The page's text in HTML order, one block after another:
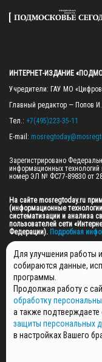
ИНТЕРНЕТ-ИЗДАНИЕ
Учредители: ГАУ МО
Главный редактор — Попов
Тел.: +7(495)223-35-11
E-mail:
Зарегистрировано
информационных
номер ЭЛ № ФС77-89830 от
На сайте mosregtoday.ru
(информационные
систематизации и анализа
пользователей сети
Федерации). Подробная
© 2026 ПРАВА НА ВСЕ
МЕДИА" (ОГРН:
ПОЛИТИКА ОБРАБОТКИ
НОВОСТИ
ГАЗЕТЫ
РЕКЛАМОДАТЕЛЯМ
Для улучшения работы
собираются данные,
программы.
Продолжая работу с
обработку
а также
защиты персональных
в настройках Вашего